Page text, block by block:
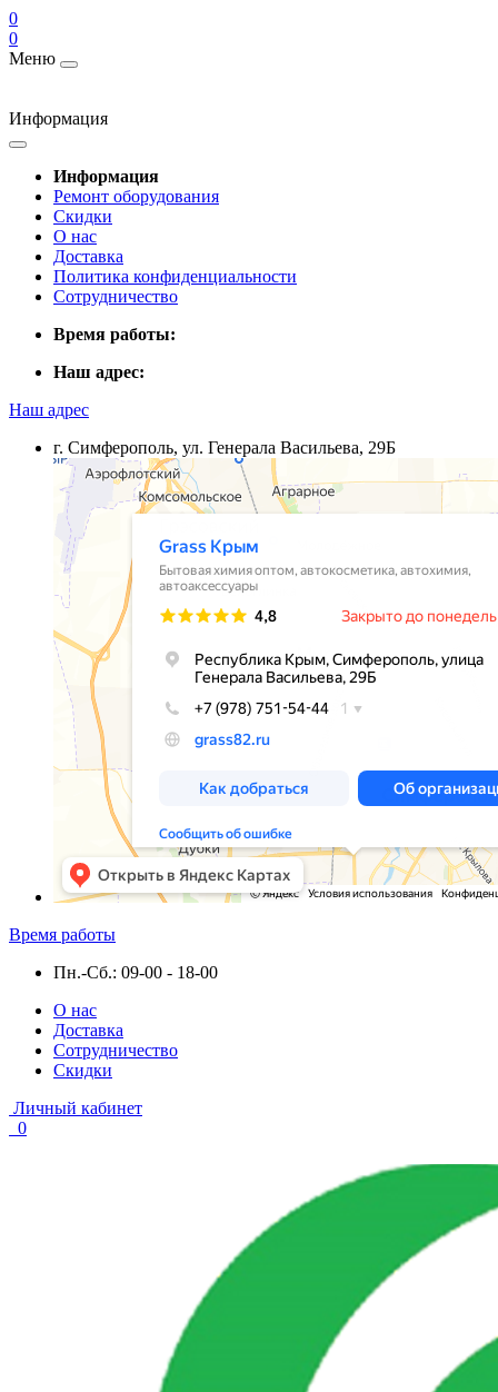
0
0
Меню
Информация
Информация
Ремонт оборудования
Скидки
О нас
Доставка
Политика конфиденциальности
Сотрудничество
Время работы:
Наш адрес:
Наш адрес
г. Симферополь, ул. Генерала Васильева, 29Б
Время работы
Пн.-Сб.: 09-00 - 18-00
О нас
Доставка
Сотрудничество
Скидки
Личный кабинет
0